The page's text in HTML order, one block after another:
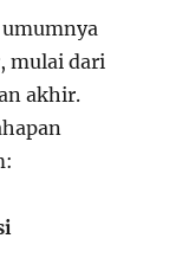
mulai dari
akhir.